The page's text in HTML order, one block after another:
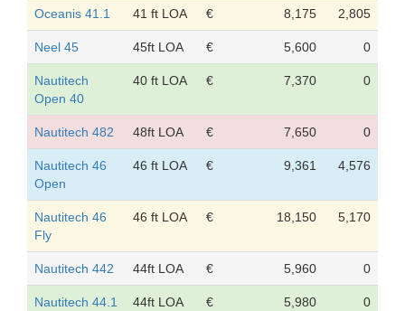
Oceanis 41.1 41 ft LOA € 8,175 2,805
Neel 45 45ft LOA € 5,600 0
Nautitech
Open 40
40 ft LOA € 7,370 0
Nautitech 482 48ft LOA € 7,650 0
Nautitech 46
Open
46 ft LOA € 9,361 4,576
Nautitech 46
Fly
46 ft LOA € 18,150 5,170
Nautitech 442 44ft LOA € 5,960 0
Nautitech 44.1 44ft LOA € 5,980 0